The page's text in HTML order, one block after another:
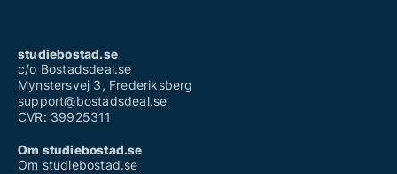
studiebostad.se
c/o Bostadsdeal.se
Mynstersvej 3, Frederiksberg
support@bostadsdeal.se
CVR: 39925311
Om studiebostad.se
Om studiebostad.se